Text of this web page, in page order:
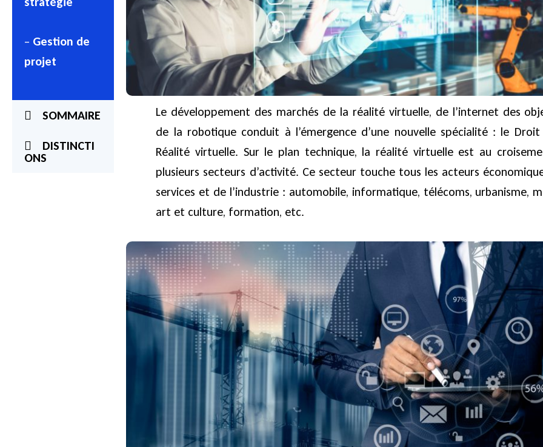
– Gestion de
projet
SOMMAIRE
DISTINCTI
ONS
Le développement des marchés de la réalité virtuelle, de l’internet des
de la robotique conduit à l’émergence d’une nouvelle spécialité : le
Réalité virtuelle. Sur le plan technique, la réalité virtuelle est au
plusieurs secteurs d’activité. Ce secteur touche tous les acteurs
services et de l’industrie : automobile, informatique, télécoms, urbanisme,
art et culture, formation, etc.